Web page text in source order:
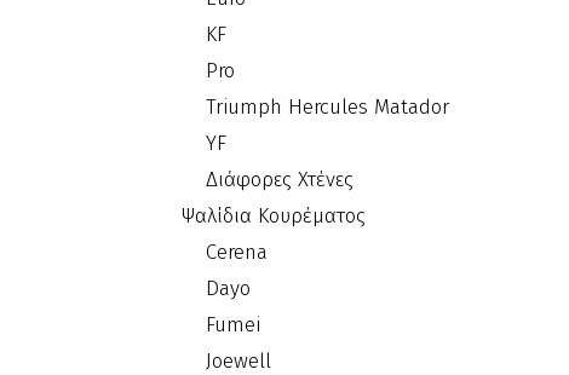
KF
Pro
Triumph Hercules Matador
YF
Διάφορες Χτένες
Ψαλίδια Κουρέματος
Cerena
Dayo
Fumei
Joewell